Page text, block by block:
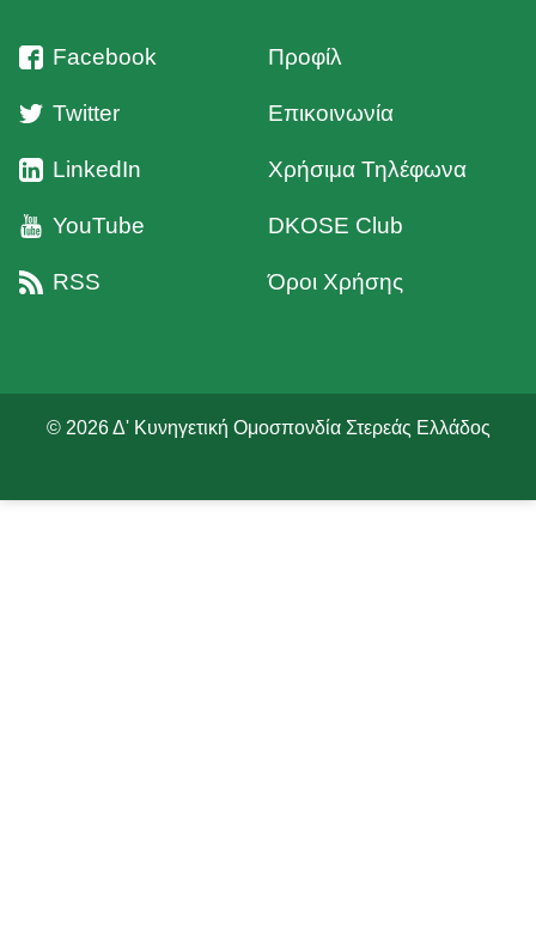
Facebook
Twitter
LinkedIn
YouTube
RSS
Προφίλ
Επικοινωνία
Χρήσιμα Τηλέφωνα
DKOSE Club
Όροι Χρήσης
© 2026 Δ' Κυνηγετική Ομοσπονδία Στερεάς Ελλάδος